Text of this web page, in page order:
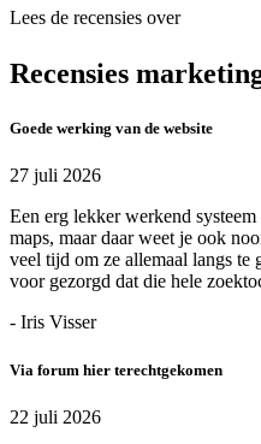
Lees de recensies over
Recensies
Goede werking van de website
27 juli 2026
Een erg lekker werkend
maps, maar daar weet je ook
veel tijd om ze allemaal langs te
voor gezorgd dat die hele
- Iris Visser
Via forum hier terechtgekomen
22 juli 2026